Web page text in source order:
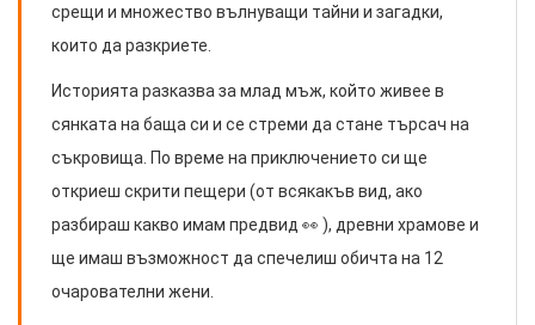
срещи и множество вълнуващи тайни и загадки,
които да разкриете.
Историята разказва за млад мъж, който живее в
сянката на баща си и се стреми да стане търсач на
съкровища. По време на приключението си ще
откриеш скрити пещери (от всякакъв вид, ако
разбираш какво имам предвид 👀 ), древни храмове и
ще имаш възможност да спечелиш обичта на 12
очарователни жени.